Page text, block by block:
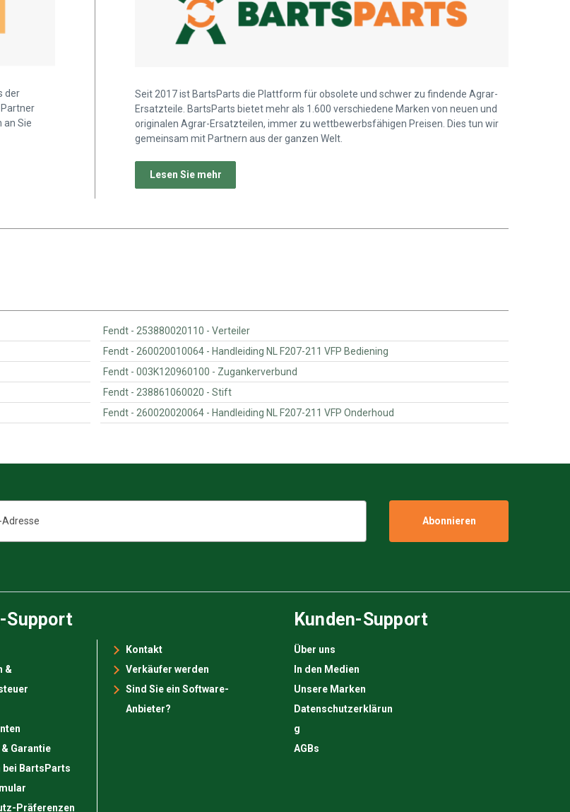
der
an Sie
Seit 2017 ist BartsParts die Plattform für obsolete und schwer zu findende Agrar-
Ersatzteile. BartsParts bietet mehr als 1.600 verschiedene Marken von neuen und
originalen Agrar-Ersatzteilen, immer zu wettbewerbsfähigen Preisen. Dies tun wir
gemeinsam mit Partnern aus der ganzen Welt.
Lesen Sie mehr
Fendt - 253880020110 - Verteiler
Fendt - 260020010064 - Handleiding NL F207-211 VFP Bediening
Fendt - 003K120960100 - Zugankerverbund
Fendt - 238861060020 - Stift
Fendt - 260020020064 - Handleiding NL F207-211 VFP Onderhoud
Support
&
Garantie
bei BartsParts
Präferenzen
Kontakt
Verkäufer werden
Sind Sie ein Software-
Anbieter?
Kunden-Support
Über uns
In den Medien
Unsere Marken
Datenschutzerklärun
g
AGBs